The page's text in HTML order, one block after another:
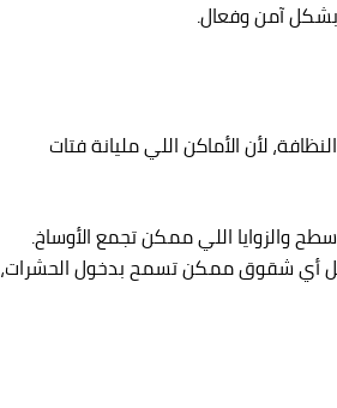
آمن وفعال.
لأن الأماكن اللي مليانة فتات
والزوايا اللي ممكن تجمع الأوساخ.
أي شقوق ممكن تسمح بدخول الحشرات،